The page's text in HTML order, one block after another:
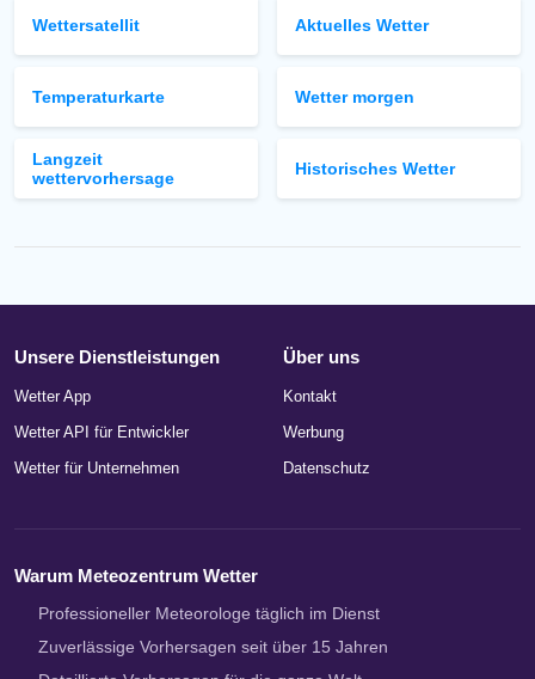
Wettersatellit
Temperaturkarte
Langzeit
wettervorhersage
Aktuelles Wetter
Wetter morgen
Historisches Wetter
Unsere Dienstleistungen
Wetter App
Wetter API für Entwickler
Wetter für Unternehmen
Über uns
Kontakt
Werbung
Datenschutz
Warum Meteozentrum Wetter
Professioneller Meteorologe täglich im Dienst
Zuverlässige Vorhersagen seit über 15 Jahren